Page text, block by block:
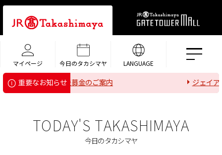
マイページ 今日のタカシマヤ LANGUAGE
重要なお知らせ
による被災地支援募金のご案内 ジェイア
TODAY'S TAKASHIMAYA
今日のタカシマヤ